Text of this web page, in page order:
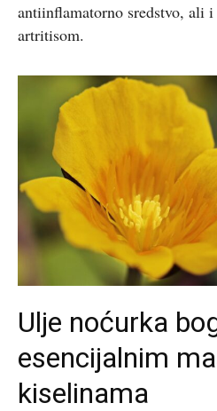
antiinflamatorno sredstvo, ali i
artritisom.
Ulje noćurka
esencijalnim
kiselinama